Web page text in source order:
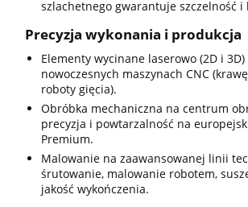
szlachetnego gwarantuje szczelność i
Precyzja wykonania i produkcja
Elementy wycinane laserowo (2D i
nowoczesnych maszynach CNC
roboty gięcia).
Obróbka mechaniczna na centrum
precyzja i powtarzalność na
Premium.
Malowanie na zaawansowanej linii
śrutowanie, malowanie robotem,
jakość wykończenia.